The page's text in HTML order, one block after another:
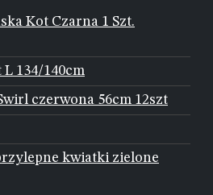
Kot Czarna 1 Szt.
134/140cm
czerwona 56cm 12szt
kwiatki zielone